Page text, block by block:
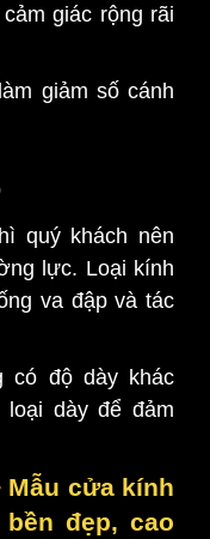
giác rộng rãi
giảm số cánh
quý khách nên
lực. Loại kính
va đập và tác
có độ dày khác
dày để đảm
Mẫu cửa kính
đẹp, cao